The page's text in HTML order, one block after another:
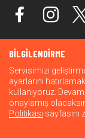
© 2026 Warner Bros.
hakları saklıdır.
BİLGİLENDİRME
Servisimizi
ayarlarını
kullanıyoruz. Devam
onaylamış
Politikası sayfasını